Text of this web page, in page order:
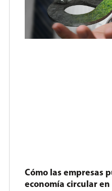
Cómo las empresas
economía circular en